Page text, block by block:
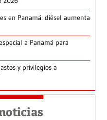
en Panamá: diésel aumenta
a Panamá para
y privilegios a